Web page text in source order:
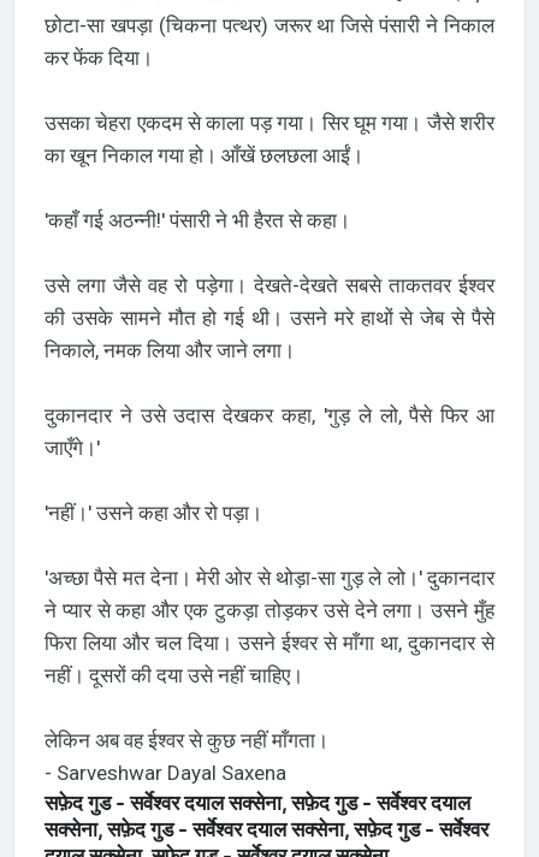
छोटा-सा खपड़ा (चिकना पत्थर) जरूर था जिसे पंसारी ने निकाल
कर फेंक दिया।
उसका चेहरा एकदम से काला पड़ गया। सिर घूम गया। जैसे शरीर
का खून निकाल गया हो। आँखें छलछला आईं।
'कहाँ गई अठन्नी!' पंसारी ने भी हैरत से कहा।
उसे लगा जैसे वह रो पड़ेगा। देखते-देखते सबसे ताकतवर ईश्वर
की उसके सामने मौत हो गई थी। उसने मरे हाथों से जेब से पैसे
निकाले, नमक लिया और जाने लगा।
दुकानदार ने उसे उदास देखकर कहा, 'गुड़ ले लो, पैसे फिर आ
जाएँगे।'
'नहीं।' उसने कहा और रो पड़ा।
'अच्छा पैसे मत देना। मेरी ओर से थोड़ा-सा गुड़ ले लो।' दुकानदार
ने प्यार से कहा और एक टुकड़ा तोड़कर उसे देने लगा। उसने मुँह
फिरा लिया और चल दिया। उसने ईश्वर से माँगा था, दुकानदार से
नहीं। दूसरों की दया उसे नहीं चाहिए।
लेकिन अब वह ईश्वर से कुछ नहीं माँगता।
- Sarveshwar Dayal Saxena
सफ़ेद गुड - सर्वेश्वर दयाल सक्सेना, सफ़ेद गुड - सर्वेश्वर दयाल
सक्सेना, सफ़ेद गुड - सर्वेश्वर दयाल सक्सेना, सफ़ेद गुड - सर्वेश्वर